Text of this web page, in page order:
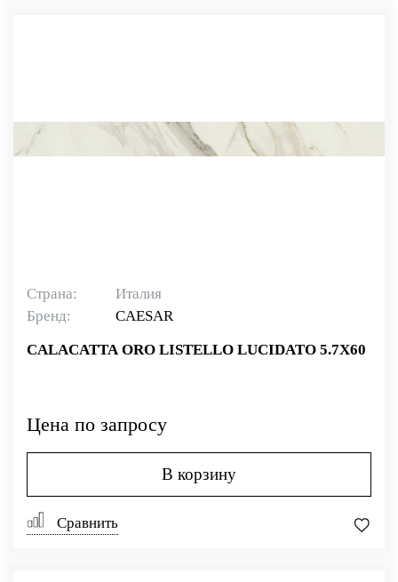
Страна:
Италия
Бренд:
CAESAR
CALACATTA ORO LISTELLO LUCIDATO 5.7X60
Цена по запросу
В корзину
Сравнить